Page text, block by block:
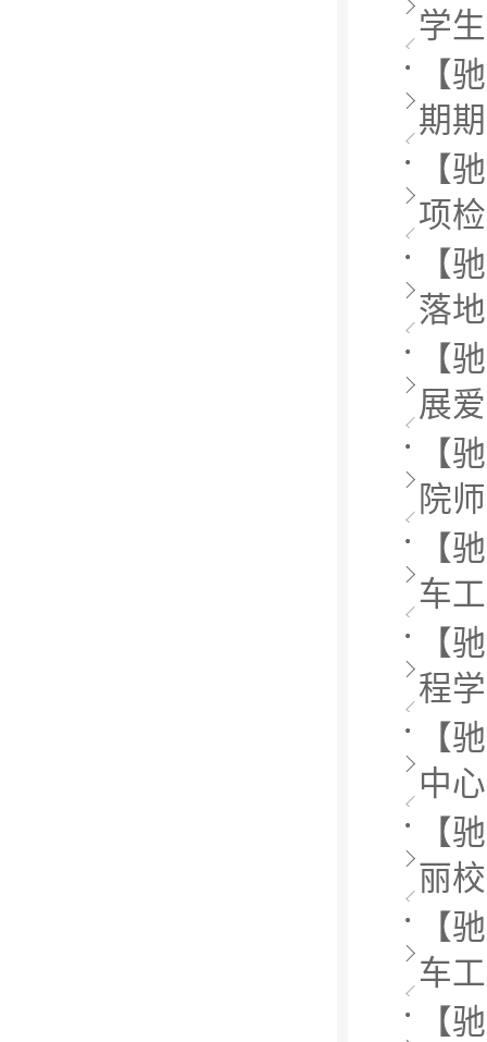
学
【
期
【
项
【
落
【
展
【
院
【
车
【
程
【
中
【
丽
【
车
【